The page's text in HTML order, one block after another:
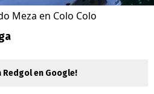
Meza en Colo Colo
Redgol en Google!